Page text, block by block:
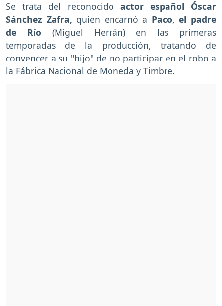
Se trata del reconocido actor español Óscar
Sánchez Zafra, quien encarnó a Paco,el padre
de Río (Miguel Herrán) en las primeras
temporadas de la producción, tratando de
convencer a su "hijo" de no participar en el robo a
la Fábrica Nacional de Moneda y Timbre.